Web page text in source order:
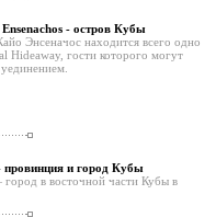
- остров Кубы
Энсеначос находится всего одно
Hideaway, гости которого могут
провинция и город Кубы
в восточной части Кубы в